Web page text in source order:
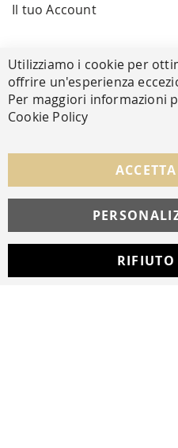
Il tuo Account
Facebook
© Copyright MAV Arreda
Via Galileo
Utilizziamo i cookie per
offrire un'esperienza
Per maggiori informazioni
Cookie Policy
RIFIUTO